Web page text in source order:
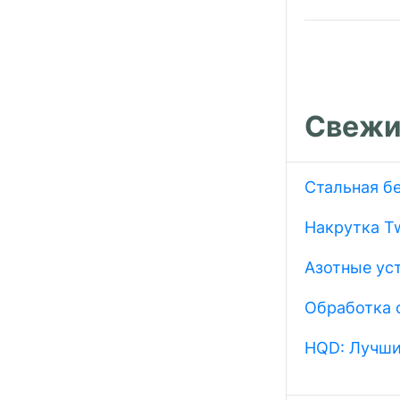
Стальная
Накрутка
Азотные
Обработка
HQD: